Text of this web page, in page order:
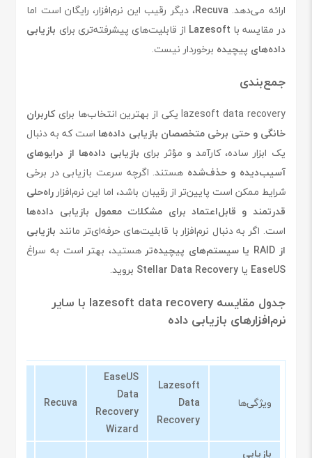
ارائه می‌دهد.Recuva، دیگر رقیب این نرم‌افزار، رایگان است اما
در مقایسه با Lazesoft از قابلیت‌های پیشرفته‌تری برای بازیابی
داده‌های پیچیده برخوردار نیست.
جمع‌بندی
lazesoft data recovery یکی از بهترین انتخاب‌ها برای
کاربران
خانگی و حتی برخی متخصصان بازیابی داده‌ها است که به دنبال
یک ابزار ساده، کارآمد و مؤثر برای بازیابی داده‌ها از درایوهای
آسیب‌دیده و حذف‌شده هستند. اگرچه سرعت بازیابی در برخی
شرایط ممکن است پایین‌تر از رقیبان باشد، اما این نرم‌افزار راه‌حلی
قدرتمند و قابل‌اعتماد برای مشکلات معمول بازیابی داده‌ها
است. اگر به دنبال نرم‌افزار با قابلیت‌های حرفه‌ای‌تر مانند بازیابی
از RAID یا سیستم‌های پیچیده‌تر
هستید، بهتر است به سراغ
EaseUS یاStellar Data Recovery بروید.
جدول مقایسه lazesoft data recovery با سایر
نرم‌افزارهای بازیابی داده
ویژگی‌ها
Lazesoft
Data
Recovery
EaseUS
Data
Recovery
Wizard
Recuva
بازیابی